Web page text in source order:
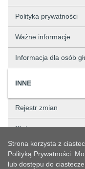
Polityka prywatności
Ważne informacje
Informacja dla osób
INNE
Rejestr zmian
Status sprawy
Strona korzysta z
Polityką Prywatności.
lub dostępu do